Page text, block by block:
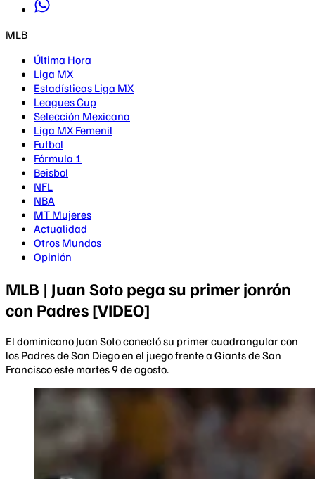
MLB
Última Hora
Liga MX
Estadísticas Liga MX
Leagues Cup
Selección Mexicana
Liga MX Femenil
Futbol
Fórmula 1
Beisbol
NFL
NBA
MT Mujeres
Actualidad
Otros Mundos
Opinión
MLB | Juan Soto pega su primer jonrón
con Padres [VIDEO]
El dominicano Juan Soto conectó su primer cuadrangular con
los Padres de San Diego en el juego frente a Giants de San
Francisco este martes 9 de agosto.